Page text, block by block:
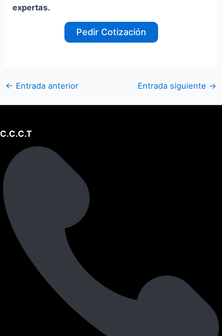
expertas.
Pedir Cotización
← Entrada anterior Entrada siguiente →
C.C.C.T